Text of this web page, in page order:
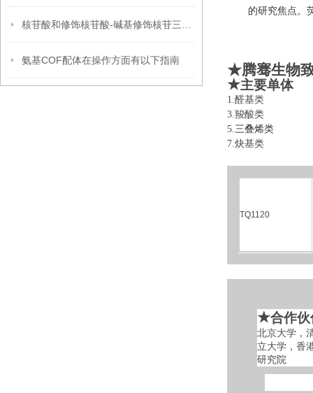
氨基COF配体在操作方面有以下指南
的研究焦点。
★腾骞生物
★主要单体
1.醛基
3.羧酸
5.三叠烯类
7.炔基类
TQ1120
★合作伙
北京大学，
立大学，香
研究院